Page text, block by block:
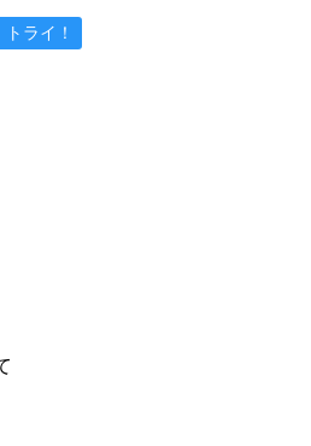
トライ！